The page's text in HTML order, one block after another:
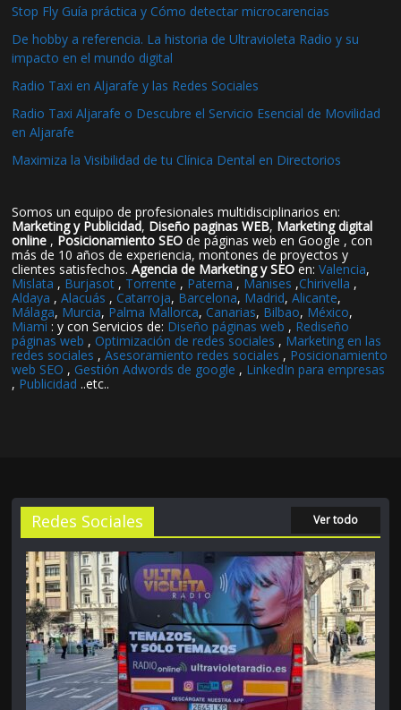
Stop Fly Guía práctica y Cómo detectar microcarencias
De hobby a referencia. La historia de Ultravioleta Radio y su
impacto en el mundo digital
Radio Taxi en Aljarafe y las Redes Sociales
Radio Taxi Aljarafe o Descubre el Servicio Esencial de Movilidad
en Aljarafe
Maximiza la Visibilidad de tu Clínica Dental en Directorios
Somos un equipo de profesionales multidisciplinarios en:
Marketing y Publicidad, Diseño paginas WEB, Marketing digital
online , Posicionamiento SEO de páginas web en Google , con
más de 10 años de experiencia, montones de proyectos y
clientes satisfechos.Agencia de Marketing y SEO en:Valencia,
Mislata , Burjasot , Torrente , Paterna , Manises ,Chirivella ,
Aldaya ,Alacuás , Catarroja, Barcelona, Madrid,Alicante,
Málaga, Murcia, Palma Mallorca, Canarias, Bilbao, México,
Miami : y con Servicios de: Diseño páginas web , Rediseño
páginas web , Optimización de redes sociales , Marketing en las
redes sociales ,Asesoramiento redes sociales , Posicionamiento
web SEO , Gestión Adwords de google , LinkedIn para empresas
, Publicidad ..etc..
Redes Sociales Ver todo